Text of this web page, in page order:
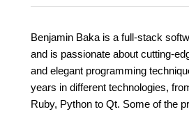
Benjamin Baka is a full-stack
and is passionate about cutting-
and elegant programming
years in different technologies,
Ruby, Python to Qt. Some of the